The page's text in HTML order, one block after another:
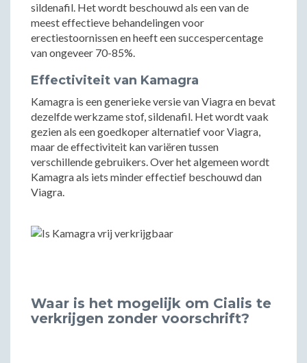
sildenafil. Het wordt beschouwd als een van de
meest effectieve behandelingen voor
erectiestoornissen en heeft een succespercentage
van ongeveer 70-85%.
Effectiviteit van Kamagra
Kamagra is een generieke versie van Viagra en bevat
dezelfde werkzame stof, sildenafil. Het wordt vaak
gezien als een goedkoper alternatief voor Viagra,
maar de effectiviteit kan variëren tussen
verschillende gebruikers. Over het algemeen wordt
Kamagra als iets minder effectief beschouwd dan
Viagra.
Waar is het mogelijk om Cialis te
verkrijgen zonder voorschrift?